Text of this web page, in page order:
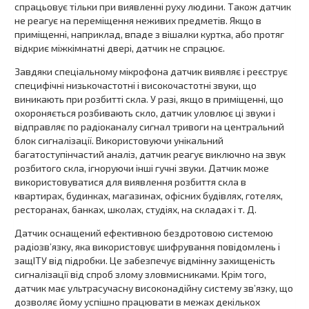
спрацьовує тільки при виявленні руху людини. Також датчик
не реагує на переміщення неживих предметів. Якщо в
приміщенні, наприклад, впаде з вішалки куртка, або протяг
відкриє міжкімнатні двері, датчик не спрацює.
Завдяки спеціальному мікрофона датчик виявляє і реєструє
специфічні низькочастотні і високочастотні звуки, що
виникають при розбитті скла. У разі, якщо в приміщенні, що
охороняється розбивають скло, датчик уловлює ці звуки і
відправляє по радіоканалу сигнал тривоги на центральний
блок сигналізації. Використовуючи унікальний
багатоступінчастий аналіз, датчик реагує виключно на звук
розбитого скла, ігноруючи інші гучні звуки. Датчик може
використовуватися для виявлення розбиття скла в
квартирах, будинках, магазинах, офісних будівлях, готелях,
ресторанах, банках, школах, студіях, на складах і т. Д.
Датчик оснащений ефективною бездротовою системою
радіозв’язку, яка використовує шифрування повідомлень і
защІТУ від підробки. Це забезпечує відмінну захищеність
сигналізації від спроб злому зловмисниками. Крім того,
датчик має ультрасучасну високонадійну систему зв’язку, що
дозволяє йому успішно працювати в межах декількох